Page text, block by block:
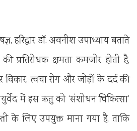
हरिद्वार डॉ. अवनीश उपाध्याय बताते
प्रतिरोधक क्षमता कमजोर होती है,
त्वचा रोग और जोड़ों के दर्द की
में इस ऋतु को ‘संशोधन चिकित्सा’
के लिए उपयुक्त माना गया है, ताकि